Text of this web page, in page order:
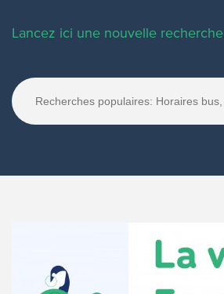
Lancez ici une nouvelle recherche